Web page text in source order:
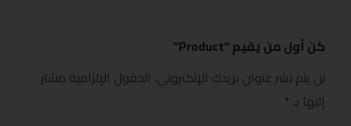
كن أول من يقيم “Product”
لن يتم نشر عنوان بريدك الإلكتروني. الحقول الإلزامية مشار
إليها بـ*